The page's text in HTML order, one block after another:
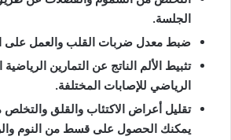
الجلسة.
ضبط معدل ضربات القلب والعمل على
تثبيط الألم الناتج عن التمارين الرياضية
الرياضي للإصابات المختلفة.
تقليل أعراض الاكتئاب والقلق
يمكنك الحصول على قسط من النوم